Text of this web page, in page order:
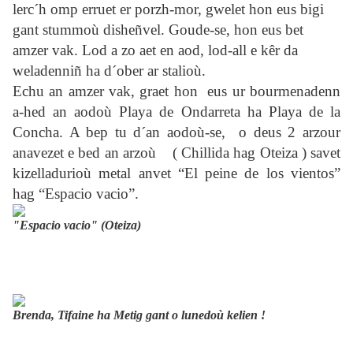
lerc´h omp erruet er porzh-mor, gwelet hon eus bigi
gant stummoù disheñvel. Goude-se, hon eus bet
amzer vak. Lod a zo aet en aod, lod-all e kêr da
weladenniñ ha d´ober ar stalioù.
Echu an amzer vak, graet hon
eus ur bourmenadenn
a-hed an aodoù Playa de Ondarreta ha Playa de la
Concha. A bep tu d´an aodoù-se,
o deus 2 arzour
anavezet e bed an arzoù
( Chillida hag Oteiza ) savet
kizelladurioù metal anvet “El peine de los vientos”
hag “Espacio vacio”.
"Espacio vacio" (Oteiza)
Brenda, Tifaine ha Metig gant o lunedoù kelien !